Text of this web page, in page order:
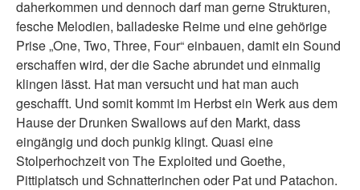
daherkommen und dennoch darf man gerne Strukturen,
fesche Melodien, balladeske Reime und eine gehörige
Prise „One, Two, Three, Four“ einbauen, damit ein Sound
erschaffen wird, der die Sache abrundet und einmalig
klingen lässt. Hat man versucht und hat man auch
geschafft. Und somit kommt im Herbst ein Werk aus dem
Hause der Drunken Swallows auf den Markt, dass
eingängig und doch punkig klingt. Quasi eine
Stolperhochzeit von The Exploited und Goethe,
Pittiplatsch und Schnatterinchen oder Pat und Patachon.